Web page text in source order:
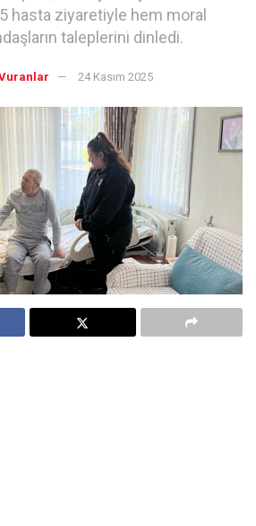
hasta ziyaretiyle hem moral
taleplerini dinledi.
24 Kasım 2025